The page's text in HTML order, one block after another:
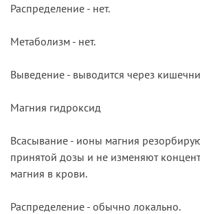
Распределение - нет.
Метаболизм - нет.
Выведение - выводится через
Магния гидроксид
Всасывание - ионы магния
принятой дозы и не изменяют
магния в крови.
Распределение - обычно локально.